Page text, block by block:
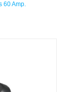
60 Amp.